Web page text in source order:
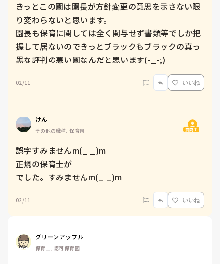
きっとこの園は園長が方針変更の意思を示さない限
り変わらないと思います。
園長も保育に関しては全く関与せず書類等でしか把
握して居ないのできっとブラックもブラックの真っ
黒な評判の悪い園なんだと思います(-_-;)
02/11 いいね
けん
その他の職種, 保育園 質問主
誤字すみませんm(_ _)m
正規の保育士が
でした。すみませんm(_ _)m
02/11 いいね
グリーンアップル
保育士, 認可保育園